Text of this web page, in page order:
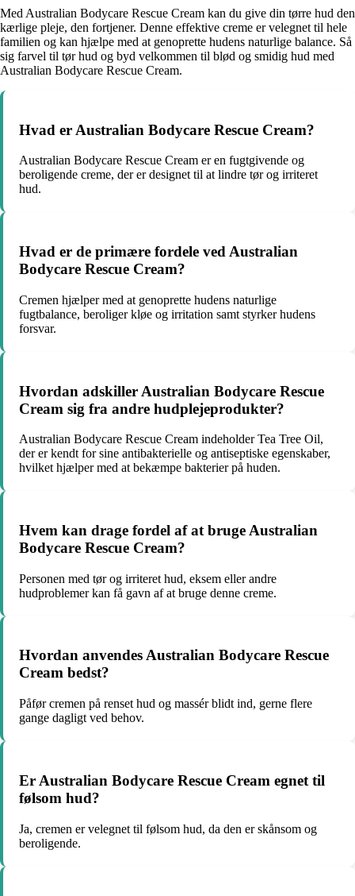
Med Australian Bodycare Rescue Cream kan du give din tørre hud den
kærlige pleje, den fortjener. Denne effektive creme er velegnet til hele
familien og kan hjælpe med at genoprette hudens naturlige balance. Så
sig farvel til tør hud og byd velkommen til blød og smidig hud med
Australian Bodycare Rescue Cream.
Hvad er Australian Bodycare Rescue Cream?
Australian Bodycare Rescue Cream er en fugtgivende og
beroligende creme, der er designet til at lindre tør og irriteret
hud.
Hvad er de primære fordele ved Australian
Bodycare Rescue Cream?
Cremen hjælper med at genoprette hudens naturlige
fugtbalance, beroliger kløe og irritation samt styrker hudens
forsvar.
Hvordan adskiller Australian Bodycare Rescue
Cream sig fra andre hudplejeprodukter?
Australian Bodycare Rescue Cream indeholder Tea Tree Oil,
der er kendt for sine antibakterielle og antiseptiske egenskaber,
hvilket hjælper med at bekæmpe bakterier på huden.
Hvem kan drage fordel af at bruge Australian
Bodycare Rescue Cream?
Personen med tør og irriteret hud, eksem eller andre
hudproblemer kan få gavn af at bruge denne creme.
Hvordan anvendes Australian Bodycare Rescue
Cream bedst?
Påfør cremen på renset hud og massér blidt ind, gerne flere
gange dagligt ved behov.
Er Australian Bodycare Rescue Cream egnet til
følsom hud?
Ja, cremen er velegnet til følsom hud, da den er skånsom og
beroligende.